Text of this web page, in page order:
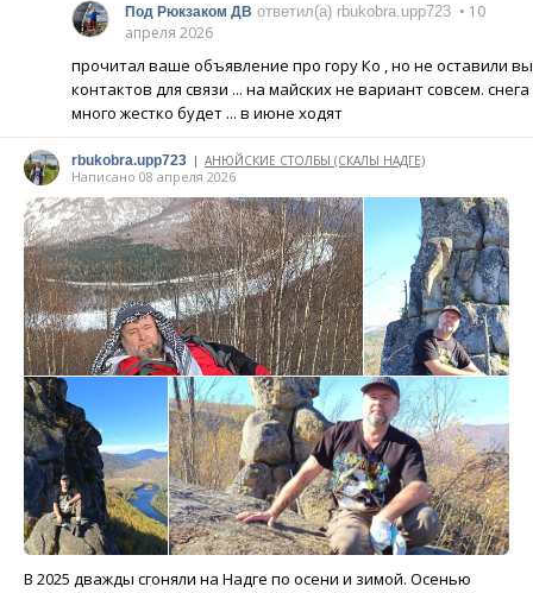
Под Рюкзаком ДВ ответил(а) rbukobra.upp723 • 10
апреля 2026
прочитал ваше объявление про гору Ко , но не оставили вы
контактов для связи ... на майских не вариант совсем. снега
много жестко будет ... в июне ходят
rbukobra.upp723 | АНЮЙСКИЕ СТОЛБЫ (СКАЛЫ НАДГЕ)
Написано 08 апреля 2026
В 2025 дважды сгоняли на Надге по осени и зимой. Осенью